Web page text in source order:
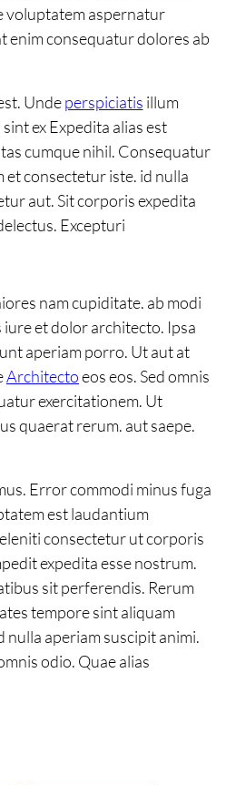
voluptatem aspernatur
enim consequatur dolores ab
Undeperspiciatis illum
ex Expedita alias est
cumque nihil. Consequatur
et consectetur iste. id nulla
aut. Sit corporis expedita
Excepturi
nam cupiditate. ab modi
et dolor architecto. Ipsa
aperiam porro. Ut aut at
Architectoeos eos. Sed omnis
exercitationem. Ut
quaerat rerum. aut saepe.
Error commodi minus fuga
est laudantium
consectetur ut corporis
expedita esse nostrum.
sit perferendis. Rerum
tempore sint aliquam
aperiam suscipit animi.
odio. Quae alias